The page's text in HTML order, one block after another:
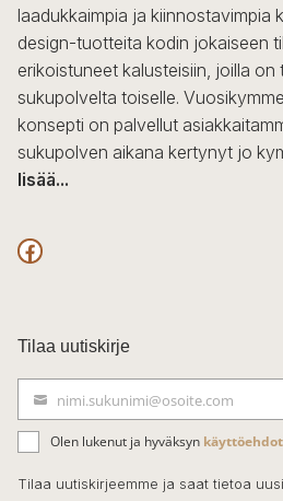
laadukkaimpia ja kiinnostavimpia
design-tuotteita kodin jokaiseen
erikoistuneet kalusteisiin, joilla
sukupolvelta toiselle.
konsepti on palvellut
sukupolven aikana kertynyt jo
lisää...
F
c
e
b
o
o
Tilaa uutiskirje
ä
h
k
nimi.sukunimi@osoite.com
Olen lukenut ja hyväksyn käyttöehdot
Tilaa uutiskirjeemme ja saat tietoa